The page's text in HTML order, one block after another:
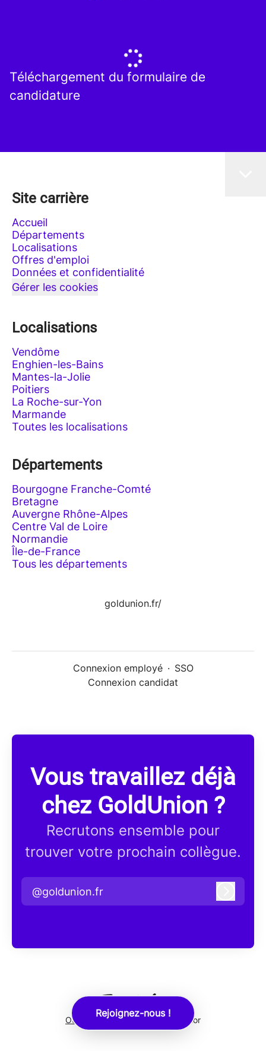
Rejoignez-nous !
Téléchargement du formulaire de
candidature
Site carrière
Accueil
Départements
Localisations
Offres d'emploi
Données et confidentialité
Gérer les cookies
Localisations
Vendôme
Enghien-les-Bains
Mantes-la-Jolie
Poitiers
La Roche-sur-Yon
Marmande
Toutes les localisations
Départements
Bourgogne Franche-Comté
Bretagne
Auvergne Rhône-Alpes
Centre Val de Loire
Normandie
Île-de-France
Tous les départements
goldunion.fr/
Connexion employé · SSO
Connexion candidat
Vous travaillez déjà
chez GoldUnion ?
Recrutons ensemble pour
trouver votre prochain collègue.
@goldunion.fr
Outil de recrutementde Teamtailor